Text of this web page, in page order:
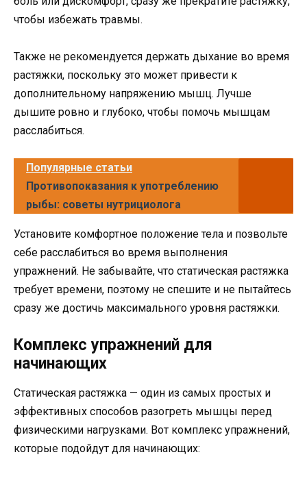
чтобы избежать травмы.
Также не рекомендуется держать дыхание во время
растяжки, поскольку это может привести к
дополнительному напряжению мышц. Лучше
дышите ровно и глубоко, чтобы помочь мышцам
расслабиться.
Популярные статьи
Противопоказания к употреблению
рыбы: советы нутрициолога
Установите комфортное положение тела и позвольте
себе расслабиться во время выполнения
упражнений. Не забывайте, что статическая растяжка
требует времени, поэтому не спешите и не пытайтесь
сразу же достичь максимального уровня растяжки.
Комплекс упражнений для
начинающих
Статическая растяжка — один из самых простых и
эффективных способов разогреть мышцы перед
физическими нагрузками. Вот комплекс упражнений,
которые подойдут для начинающих: